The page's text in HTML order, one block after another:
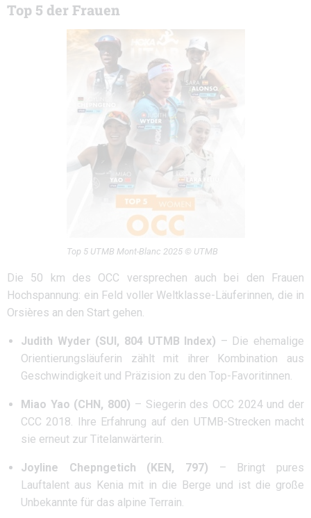
Top 5 der Frauen
Top 5 UTMB Mont-Blanc 2025 © UTMB
Die 50 km des OCC versprechen auch bei den Frauen
Hochspannung: ein Feld voller Weltklasse-Läuferinnen, die in
Orsières an den Start gehen.
Judith Wyder (SUI, 804 UTMB Index) – Die ehemalige
Orientierungsläuferin zählt mit ihrer Kombination aus
Geschwindigkeit und Präzision zu den Top-Favoritinnen.
Miao Yao (CHN, 800) – Siegerin des OCC 2024 und der
CCC 2018. Ihre Erfahrung auf den UTMB-Strecken macht
sie erneut zur Titelanwärterin.
Joyline Chepngetich (KEN, 797) – Bringt pures
Lauftalent aus Kenia mit in die Berge und ist die große
Unbekannte für das alpine Terrain.